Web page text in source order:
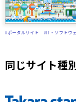
#ポータルサイト #IT・ソフトウ
同じサイト種